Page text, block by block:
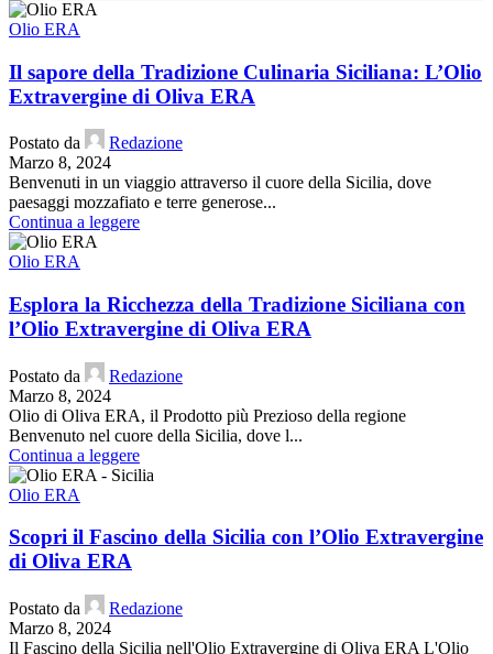
Olio ERA
Il sapore della Tradizione Culinaria Siciliana: L’Olio
Extravergine di Oliva ERA
Postato da
Redazione
Marzo 8, 2024
Benvenuti in un viaggio attraverso il cuore della Sicilia, dove
paesaggi mozzafiato e terre generose...
Continua a leggere
Olio ERA
Esplora la Ricchezza della Tradizione Siciliana con
l’Olio Extravergine di Oliva ERA
Postato da
Redazione
Marzo 8, 2024
Olio di Oliva ERA, il Prodotto più Prezioso della regione
Benvenuto nel cuore della Sicilia, dove l...
Continua a leggere
Olio ERA
Scopri il Fascino della Sicilia con l’Olio Extravergine
di Oliva ERA
Postato da
Redazione
Marzo 8, 2024
Il Fascino della Sicilia nell'Olio Extravergine di Oliva ERA L'Olio